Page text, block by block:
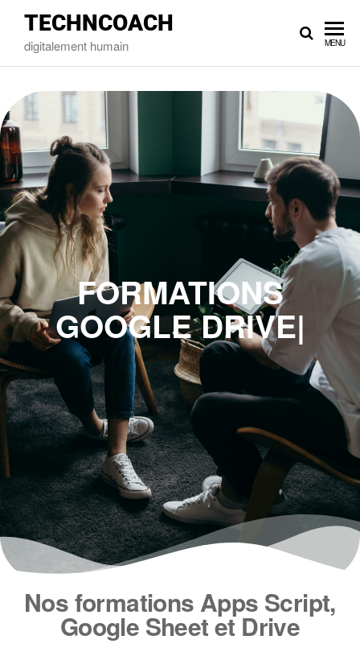
TECHNCOACH
digitalement humain MENU
FORMATIONS
GOOGLE|
Nos formations Apps Script,
Google Sheet et Drive